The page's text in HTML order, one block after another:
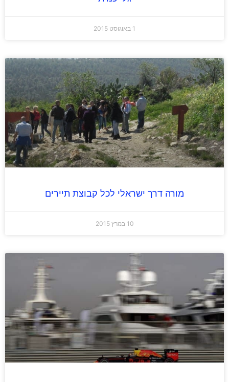
מורה דרך ישראלי לכל קבוצת תיירים